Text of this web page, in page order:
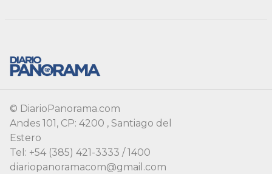
© DiarioPanorama.com
Andes 101, CP: 4200 , Santiago del
Estero
Tel: +54 (385) 421-3333 / 1400
diariopanoramacom@gmail.com